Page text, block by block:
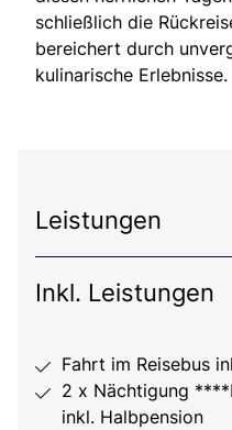
schließlich die
bereichert durch
kulinarische Erlebnisse.
Leistungen
Inkl. Leistungen
Fahrt im Reisebus
2 x Nächtigung
inkl. Halbpension